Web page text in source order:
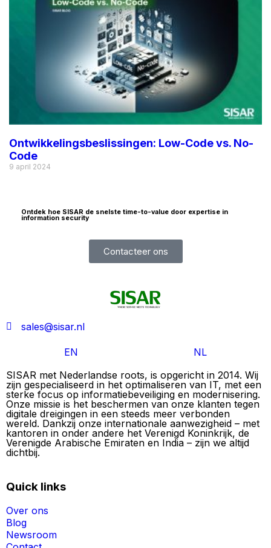
Ontwikkelingsbeslissingen: Low-Code vs. No-
Code
9 april 2024
Ontdek hoe SISAR de snelste time-to-value door expertise in
information security
Contacteer ons
sales@sisar.nl
EN
NL
SISAR met Nederlandse roots, is opgericht in 2014. Wij
zijn gespecialiseerd in het optimaliseren van IT, met een
sterke focus op informatiebeveiliging en modernisering.
Onze missie is het beschermen van onze klanten tegen
digitale dreigingen in een steeds meer verbonden
wereld. Dankzij onze internationale aanwezigheid – met
kantoren in onder andere het Verenigd Koninkrijk, de
Verenigde Arabische Emiraten en India – zijn we altijd
dichtbij.
Quick links
Over ons
Blog
Newsroom